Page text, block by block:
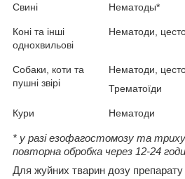
Свині Нематоды*
Коні та інші
однохвильові
Нематоди,
Собаки, коти та
пушні звірі
Нематоди,
Трематоїди
Кури Нематоди
* у разі езофагостомозу та
повторна обробка через 12-24
Для жуйних тварин дозу